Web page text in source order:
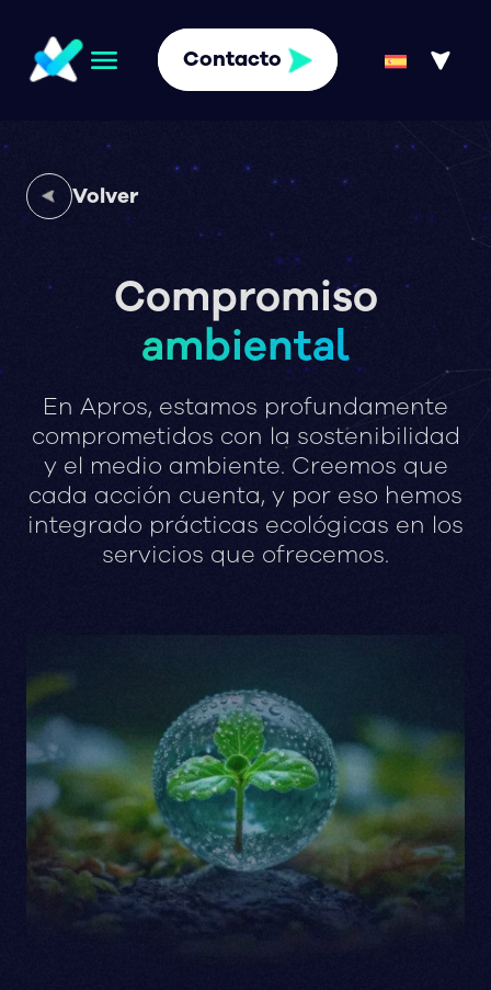
Contacto
Volver
Compromiso
ambiental
En Apros, estamos profundamente
comprometidos con la sostenibilidad
y el medio ambiente. Creemos que
cada acción cuenta, y por eso hemos
integrado prácticas ecológicas en los
servicios que ofrecemos.